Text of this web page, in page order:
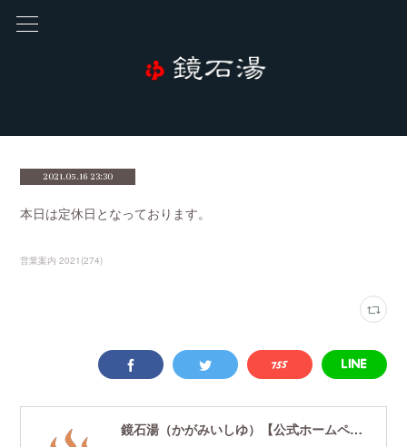
2021.05.16 23:30
本日は定休日となっております。
営業案内 2021 (274)
鏡石湯（かがみいしゆ）【公式ホームページ】